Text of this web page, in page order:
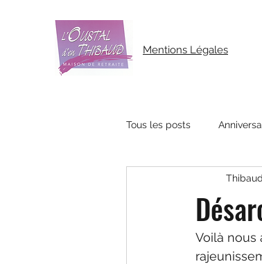
Mentions Légales
Tous les posts
Thibaud
Voilà nous